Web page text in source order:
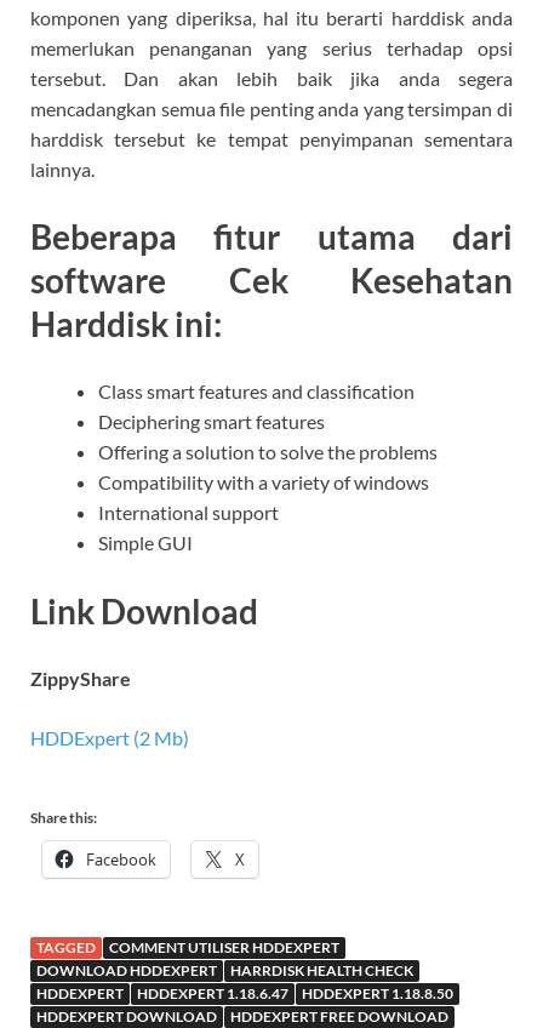
komponen yang diperiksa, hal itu berarti harddisk anda
memerlukan penanganan yang serius terhadap opsi
tersebut. Dan akan lebih baik jika anda segera
mencadangkan semua file penting anda yang tersimpan di
harddisk tersebut ke tempat penyimpanan sementara
lainnya.
Beberapa fitur utama dari
software Cek Kesehatan
Harddisk ini:
Class smart features and classification
Deciphering smart features
Offering a solution to solve the problems
Compatibility with a variety of windows
International support
Simple GUI
Link Download
ZippyShare
HDDExpert (2 Mb)
Share this:
Facebook X
TAGGED
COMMENT UTILISER HDDEXPERT
DOWNLOAD HDDEXPERT
HARRDISK HEALTH CHECK
HDDEXPERT
HDDEXPERT 1.18.6.47
HDDEXPERT 1.18.8.50
HDDEXPERT DOWNLOAD
HDDEXPERT FREE DOWNLOAD